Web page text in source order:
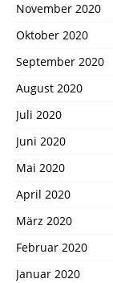
November 2020
Oktober 2020
September 2020
August 2020
Juli 2020
Juni 2020
Mai 2020
April 2020
März 2020
Februar 2020
Januar 2020